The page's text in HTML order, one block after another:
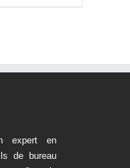
expert en
de bureau